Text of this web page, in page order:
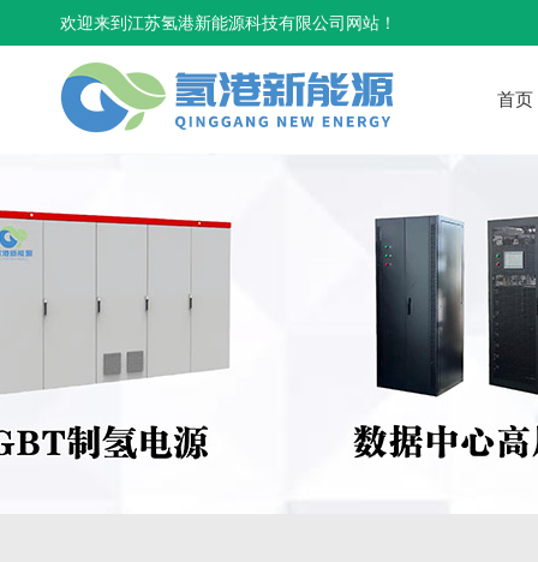
欢迎来到江苏氢港新能源科技有限公司网站！
首页